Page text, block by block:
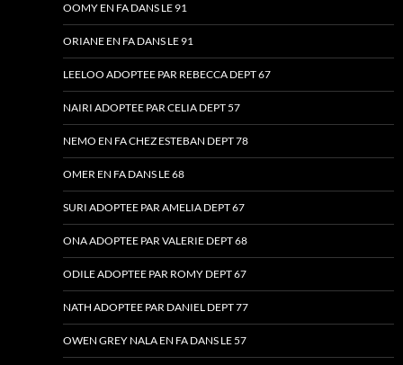
OOMY EN FA DANS LE 91
ORIANE EN FA DANS LE 91
LEELOO ADOPTEE PAR REBECCA DEPT 67
NAIRI ADOPTEE PAR CELIA DEPT 57
NEMO EN FA CHEZ ESTEBAN DEPT 78
OMER EN FA DANS LE 68
SURI ADOPTEE PAR AMELIA DEPT 67
ONA ADOPTEE PAR VALERIE DEPT 68
ODILE ADOPTEE PAR ROMY DEPT 67
NATH ADOPTEE PAR DANIEL DEPT 77
OWEN GREY NALA EN FA DANS LE 57